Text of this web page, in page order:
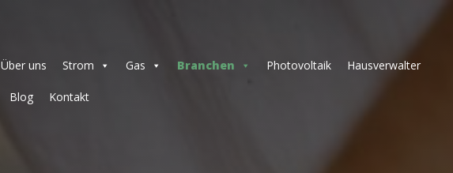
Über uns Strom Gas Branchen Photovoltaik Hausverwalter
Blog Kontakt